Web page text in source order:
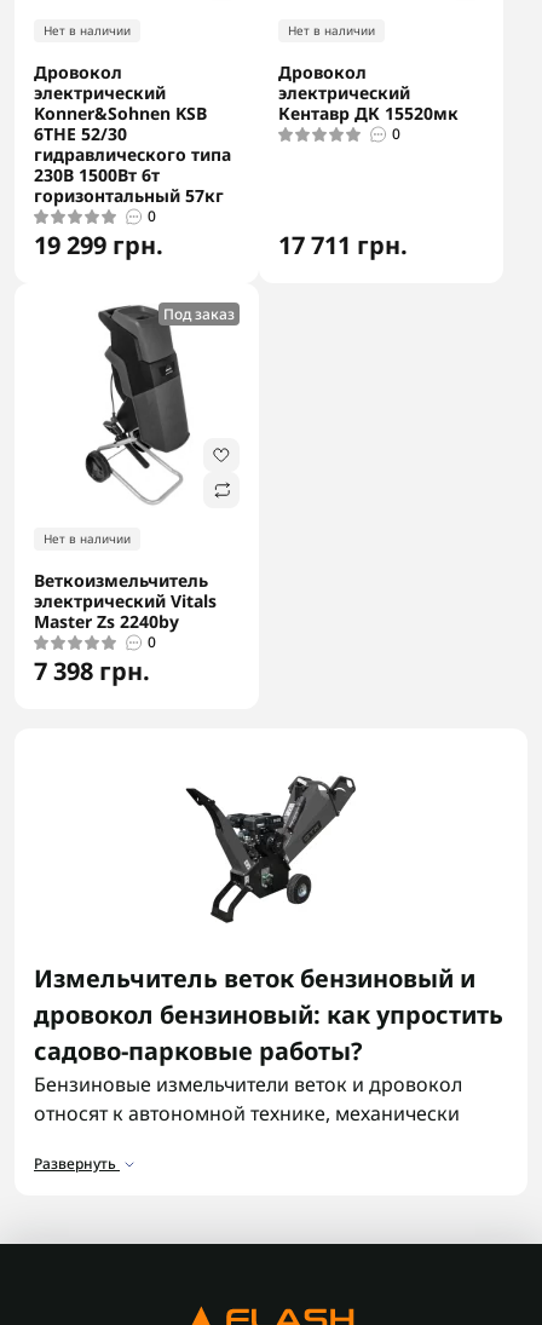
Нет в наличии
Дровокол
электрический
Konner&Sohnen KSB
6THE 52/30
гидравлического типа
230В 1500Вт 6т
горизонтальный 57кг
0
19 299 грн.
Нет в наличии
Дровокол
электрический
Кентавр ДК 15520мк
0
17 711 грн.
Под заказ
Нет в наличии
Веткоизмельчитель
электрический Vitals
Master Zs 2240by
0
7 398 грн.
Измельчитель веток бензиновый и
дровокол бензиновый: как упростить
садово-парковые работы?
Бензиновые измельчители веток и дровокол
относят к автономной технике, механически
позволяют производить переработку толстых
А благодаря этому процессу происходит
Развернуть